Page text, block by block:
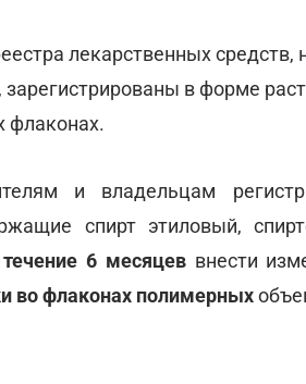
лекарственных средств,
зарегистрированы в форме
флаконах.
и владельцам
спирт этиловый,
6 месяцеввнести
во флаконах полимерных